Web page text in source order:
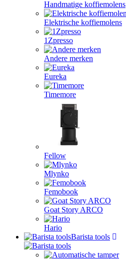
Handmatige koffiemolens
Elektrische koffiemolens
1Zpresso
Andere merken
Eureka
Timemore
Fellow
Mlynko
Femobook
Goat Story ARCO
Hario
Barista tools